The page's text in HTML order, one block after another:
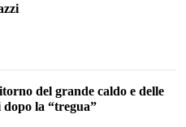
del grande caldo e delle
la “tregua”